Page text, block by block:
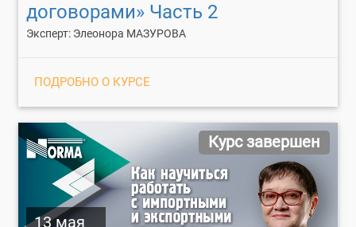
договорами» Часть 2
Эксперт: Элеонора МАЗУРОВА
ПОДРОБНО О КУРСЕ
13 мая
Курс завершен